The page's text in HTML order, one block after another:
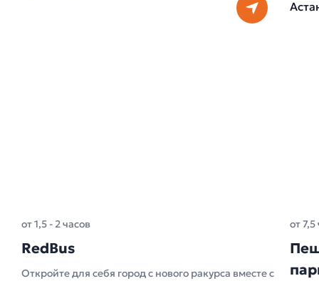
от 1,5 - 2 часов
RedBus
Откройте для себя город с нового ракурса вместе с
от 7,5